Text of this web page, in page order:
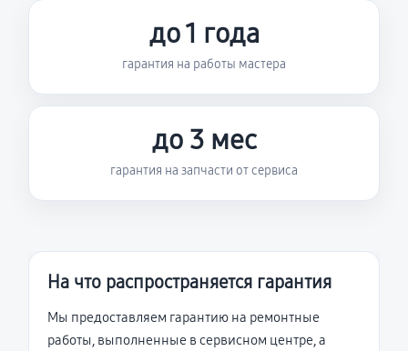
до 1 года
гарантия на работы мастера
до 3 мес
гарантия на запчасти от сервиса
На что распространяется гарантия
Мы предоставляем гарантию на ремонтные
работы, выполненные в сервисном центре, а